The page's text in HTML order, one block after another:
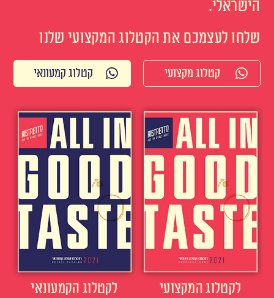
הישראלי.
שלחו לעצמכם את הקטלוג המקצועי שלנו
קטלוג מקצועי קטלוג קמעונאי
לקטלוג הקמעונאי לקטלוג המקצועי